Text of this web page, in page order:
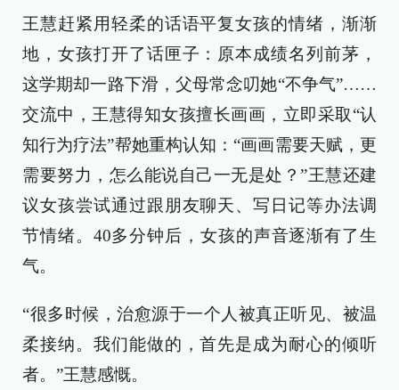
王慧赶紧用轻柔的话语平复女孩的情绪，渐渐
地，女孩打开了话匣子：原本成绩名列前茅，
这学期却一路下滑，父母常念叨她“不争气”……
交流中，王慧得知女孩擅长画画，立即采取“认
知行为疗法”帮她重构认知：“画画需要天赋，更
需要努力，怎么能说自己一无是处？”王慧还建
议女孩尝试通过跟朋友聊天、写日记等办法调
节情绪。40多分钟后，女孩的声音逐渐有了生
气。
“很多时候，治愈源于一个人被真正听见、被温
柔接纳。我们能做的，首先是成为耐心的倾听
者。”王慧感慨。